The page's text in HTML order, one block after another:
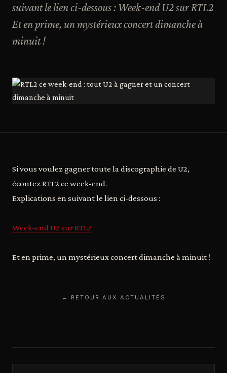
suivant le lien ci-dessous : Week-end U2 sur RTL2
Et en prime, un mystérieux concert dimanche à
minuit !
Si vous voulez gagner toute la discographie de U2,
écoutez RTL2 ce week-end.
Explications en suivant le lien ci-dessous :
Week-end U2 sur RTL2
Et en prime, un mystérieux concert dimanche à minuit !
← RETOUR AUX ACTUALITÉS